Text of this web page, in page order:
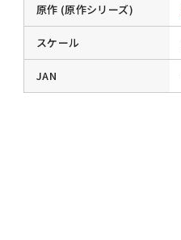
原作 (原作シリーズ)
スケール
JAN